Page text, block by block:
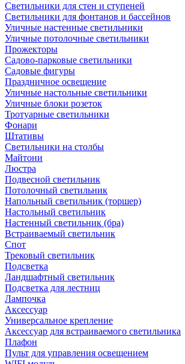
Светильники для стен и ступеней
Светильники для фонтанов и бассейнов
Уличные настенные светильники
Уличные потолочные светильники
Прожекторы
Садово-парковые светильники
Садовые фигуры
Праздничное освещение
Уличные настольные светильники
Уличные блоки розеток
Тротуарные светильники
Фонари
Штативы
Светильники на столбы
Майтони
Люстра
Подвесной светильник
Потолочный светильник
Напольный светильник (торшер)
Настольный светильник
Настенный светильник (бра)
Встраиваемый светильник
Спот
Трековый светильник
Подсветка
Ландшафтный светильник
Подсветка для лестниц
Лампочка
Аксессуар
Универсальное крепление
Аксессуар для встраиваемого светильника
Плафон
Пульт для управления освещением